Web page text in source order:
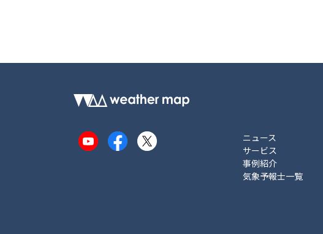
YouTubeFacebook
X
ニュース
サービス
事例紹介
気象予報士一覧